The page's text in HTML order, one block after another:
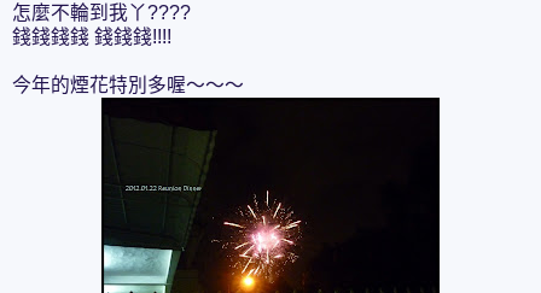
怎麼不輪到我丫????
錢錢錢錢 錢錢錢!!!!
今年的煙花特別多喔～～～